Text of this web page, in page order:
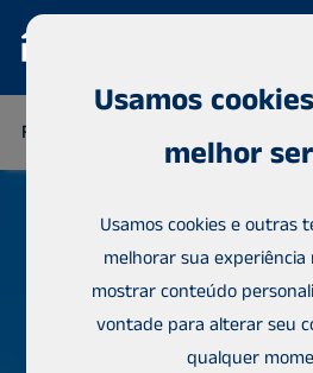
FINLÂNDIA
Usamos
melhor
Usamos cookies e outras
melhorar sua experiência
mostrar conteúdo
vontade para alterar seu
qualquer